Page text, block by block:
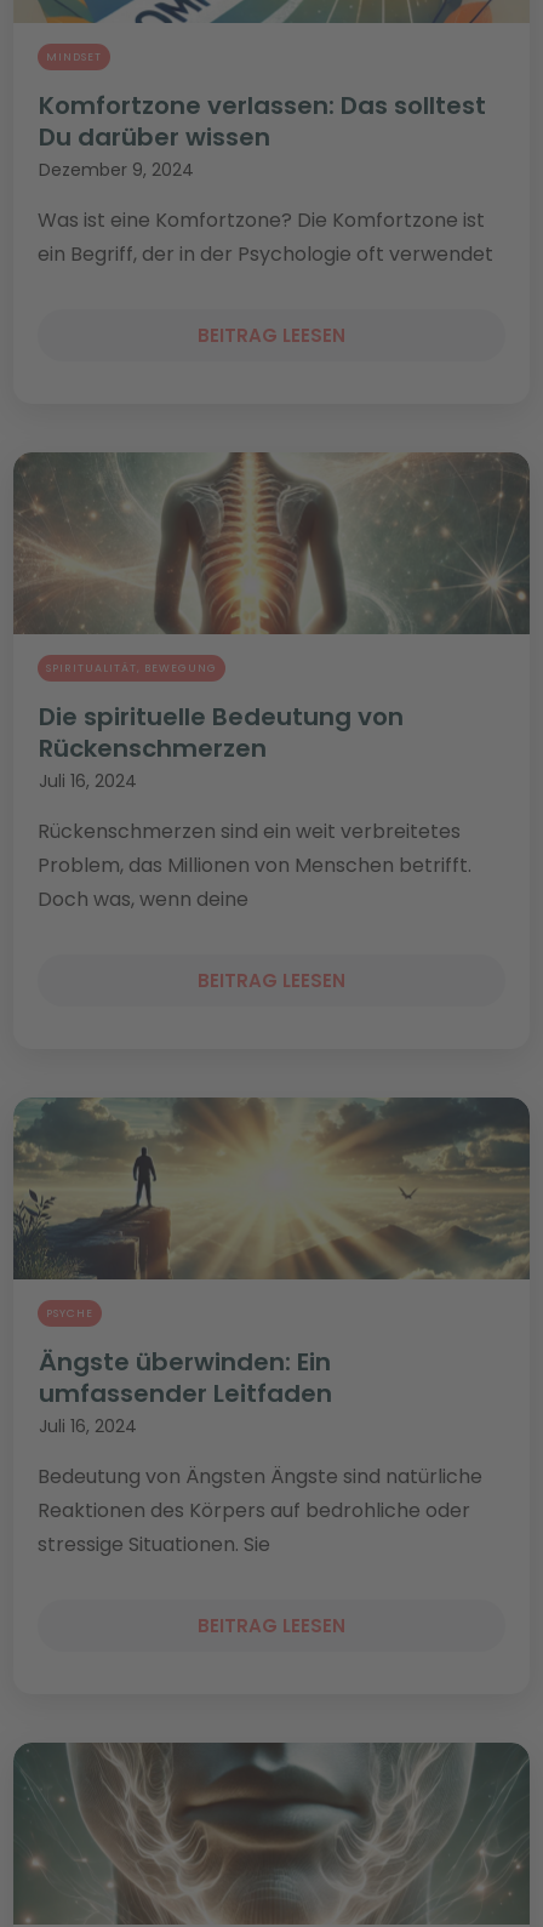
MINDSET
Komfortzone verlassen: Das solltest
Du darüber wissen
Dezember 9, 2024
Was ist eine Komfortzone? Die Komfortzone ist
ein Begriff, der in der Psychologie oft verwendet
BEITRAG LEESEN
SPIRITUALITÄT, BEWEGUNG
Die spirituelle Bedeutung von
Rückenschmerzen
Juli 16, 2024
Rückenschmerzen sind ein weit verbreitetes
Problem, das Millionen von Menschen betrifft.
Doch was, wenn deine
BEITRAG LEESEN
PSYCHE
Ängste überwinden: Ein
umfassender Leitfaden
Juli 16, 2024
Bedeutung von Ängsten Ängste sind natürliche
Reaktionen des Körpers auf bedrohliche oder
stressige Situationen. Sie
BEITRAG LEESEN